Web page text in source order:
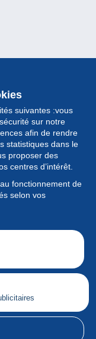
suivantes :vous
sur notre
afin de rendre
statistiques dans le
proposer des
centres d’intérêt.
fonctionnement de
selon vos
Français